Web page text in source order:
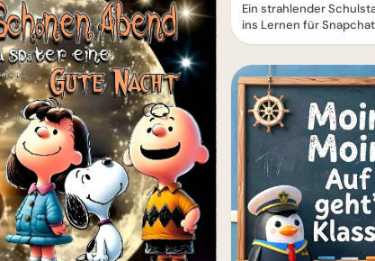
Ein strahlender
ins Lernen für